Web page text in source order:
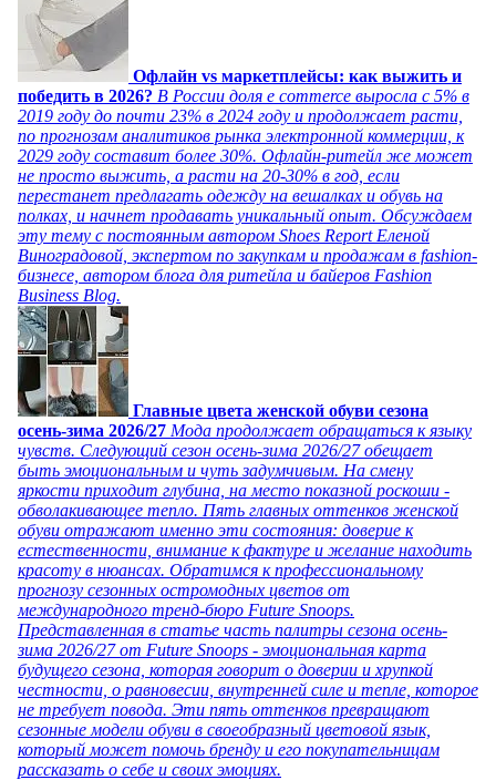
Офлайн vs маркетплейсы: как выжить и
победить в 2026? В России доля e commerce выросла с 5% в
2019 году до почти 23% в 2024 году и продолжает расти,
по прогнозам аналитиков рынка электронной коммерции, к
2029 году составит более 30%. Офлайн-ритейл же может
не просто выжить, а расти на 20-30% в год, если
перестанет предлагать одежду на вешалках и обувь на
полках, и начнет продавать уникальный опыт. Обсуждаем
эту тему с постоянным автором Shoes Report Еленой
Виноградовой, экспертом по закупкам и продажам в fashion-
бизнесе, автором блога для ритейла и байеров Fashion
Business Blog.
Главные цвета женской обуви сезона
осень-зима 2026/27 Мода продолжает обращаться к языку
чувств. Следующий сезон осень-зима 2026/27 обещает
быть эмоциональным и чуть задумчивым. На смену
яркости приходит глубина, на место показной роскоши -
обволакивающее тепло. Пять главных оттенков женской
обуви отражают именно эти состояния: доверие к
естественности, внимание к фактуре и желание находить
красоту в нюансах. Обратимся к профессиональному
прогнозу сезонных остромодных цветов от
международного тренд-бюро Future Snoops.
Представленная в статье часть палитры сезона осень-
зима 2026/27 от Future Snoops - эмоциональная карта
будущего сезона, которая говорит о доверии и хрупкой
честности, о равновесии, внутренней силе и тепле, которое
не требует повода. Эти пять оттенков превращают
сезонные модели обуви в своеобразный цветовой язык,
который может помочь бренду и его покупательницам
рассказать о себе и своих эмоциях.